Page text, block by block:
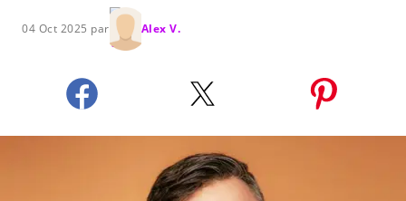
04 Oct 2025 par Alex V.